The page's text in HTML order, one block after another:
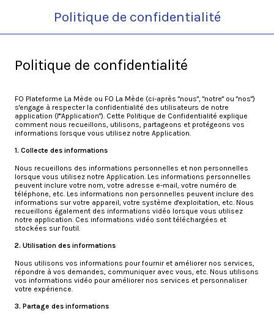
Politique de confidentialité
Politique de confidentialité
FO Plateforme La Mède ou FO La Mède (ci-après "nous", "notre" ou "nos")
s'engage à respecter la confidentialité des utilisateurs de notre
application (l'"Application"). Cette Politique de Confidentialité explique
comment nous recueillons, utilisons, partageons et protégeons vos
informations lorsque vous utilisez notre Application.
1. Collecte des informations
Nous recueillons des informations personnelles et non personnelles
lorsque vous utilisez notre Application. Les informations personnelles
peuvent inclure votre nom, votre adresse e-mail, votre numéro de
téléphone, etc. Les informations non personnelles peuvent inclure des
informations sur votre appareil, votre système d'exploitation, etc. Nous
recueillons également des informations vidéo lorsque vous utilisez
notre application. Ces informations vidéo sont téléchargées et
stockées sur l'outil.
2. Utilisation des informations
Nous utilisons vos informations pour fournir et améliorer nos services,
répondre à vos demandes, communiquer avec vous, etc. Nous utilisons
vos informations vidéo pour améliorer nos services et personnaliser
votre expérience.
3. Partage des informations